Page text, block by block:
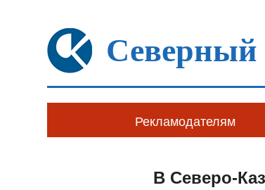
Северный
Рекламодателям
В Северо-